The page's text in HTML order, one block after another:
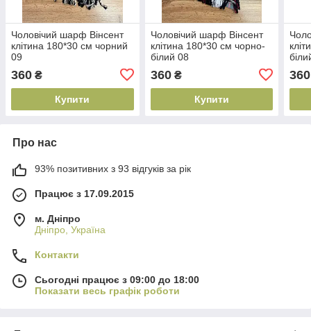
Чоловічий шарф Вінсент
клітина 180*30 см чорний
09
360 ₴
Купити
Чоловічий шарф Вінсент
клітина 180*30 см чорно-
білий 08
360₴
Купити
360
Про нас
93% позитивних з 93 відгуків за рік
Працює з 17.09.2015
м. Дніпро
Дніпро, Україна
Контакти
Сьогодні працює з 09:00 до 18:00
Показати весь графік роботи